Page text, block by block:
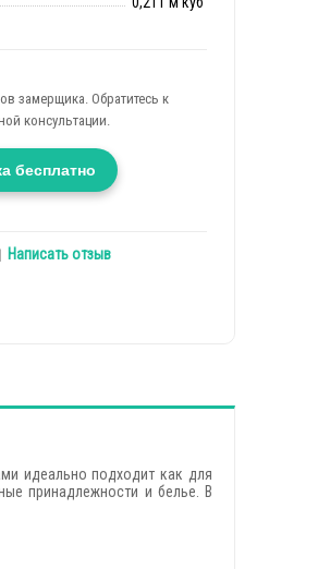
замерщика. Обратитесь к
консультации.
бесплатно
Написать отзыв
идеально подходит как для
принадлежности и белье. В